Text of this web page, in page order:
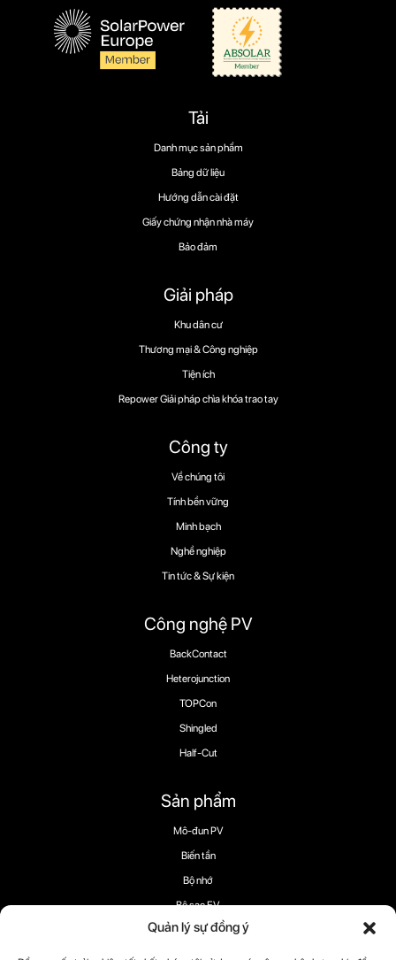
Quản lý sự đồng ý
Sản phẩm
Mô-đun PV
Biến tần
Bộ nhớ
Bộ sạc EV
Công nghệ PV
BackContact
Heterojunction
TOPCon
Shingled
Half-Cut
Công ty
Về chúng tôi
Tính bền vững
Minh bạch
Nghề nghiệp
Tin tức & Sự kiện
Giải pháp
Khu dân cư
Thương mại & Công nghiệp
Tiện ích
Repower Giải pháp chìa khóa trao tay
Tải
Danh mục sản phẩm
Bảng dữ liệu
Hướng dẫn cài đặt
Giấy chứng nhận nhà máy
Bảo đảm